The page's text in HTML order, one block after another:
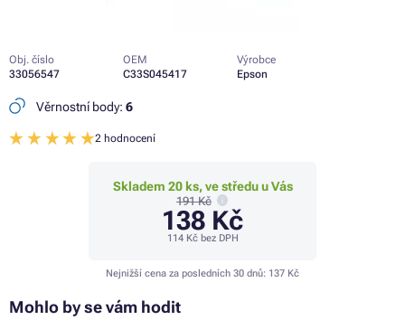
Obj. číslo
33056547
OEM
C33S045417
Výrobce
Epson
Věrnostní body: 6
2 hodnocení
Skladem 20 ks, ve středu u Vás
191 Kč
138 Kč
114 Kčbez DPH
Nejnižší cena za posledních 30 dnů: 137 Kč
Mohlo by se vám hodit